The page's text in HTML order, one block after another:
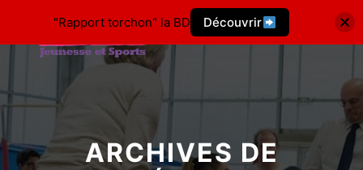
ARCHIVES DE
"Rapport torchon" la BD Découvrir